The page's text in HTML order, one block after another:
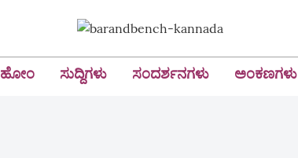
ಹೋಂ ಸುದ್ದಿಗಳು ಸಂದರ್ಶನಗಳು ಅಂಕಣಗಳು